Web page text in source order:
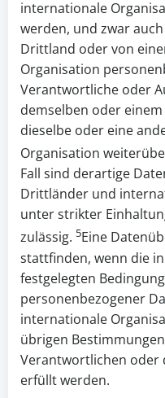
internationale
werden, und zwar
Drittland oder von
Organisation
Verantwortliche oder
demselben oder
dieselbe oder eine
Organisation
Fall sind derartige
Drittländer und
unter strikter
zulässig. 5Eine
stattfinden, wenn die
festgelegten
personenbezogener
internationale
übrigen
Verantwortlichen oder
erfüllt werden.